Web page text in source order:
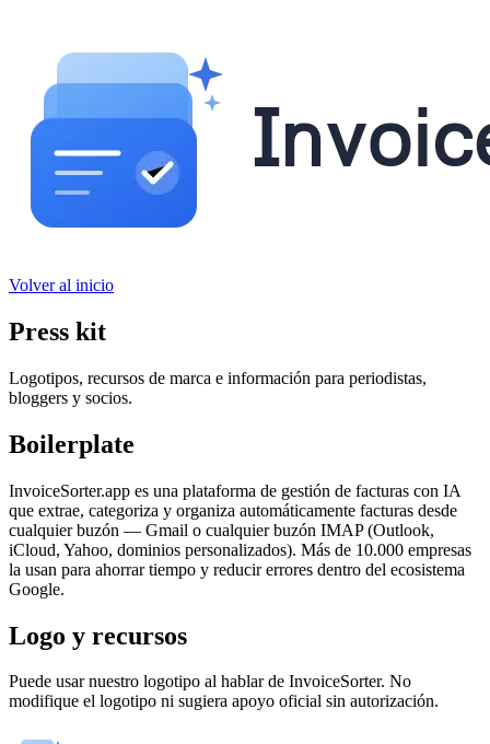
Volver al inicio
Press kit
Logotipos, recursos de marca e información para periodistas,
bloggers y socios.
Boilerplate
InvoiceSorter.app es una plataforma de gestión de facturas con IA
que extrae, categoriza y organiza automáticamente facturas desde
cualquier buzón — Gmail o cualquier buzón IMAP (Outlook,
iCloud, Yahoo, dominios personalizados). Más de 10.000 empresas
la usan para ahorrar tiempo y reducir errores dentro del ecosistema
Google.
Logo y recursos
Puede usar nuestro logotipo al hablar de InvoiceSorter. No
modifique el logotipo ni sugiera apoyo oficial sin autorización.